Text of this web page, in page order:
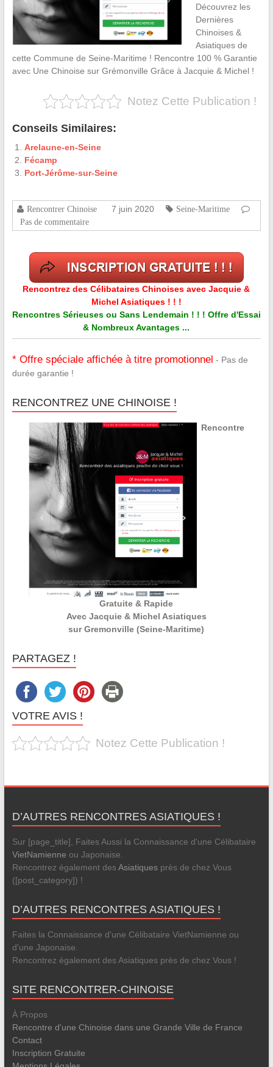
Découvrez les
Dernières
Chinoises &
Asiatiques de
cette Commune de Seine-Maritime ! Rencontre 100 % Garantie
avec Une Chinoise sur Grémonville Grâce à Jacquie & Michel !
Notez Cette Publication !
Conseils Similaires:
Arelaune-en-Seine
Fécamp
Port-Jérôme-sur-Seine
Rencontrer Chinoise 7 juin 2020
Seine-Maritime
Pas de commentaire
Rencontrez des Célibataires Chinoises avec Jacquie &
Michel Asiatiques ! ! !
Rencontres Sérieuses ou Sans Lendemain ! ! ! Offre d'Essai
& Nombreux Avantages ...
* Offre spéciale affichée à titre promotionnel - Pas de
durée garantie !
RENCONTREZ UNE CHINOISE !
Rencontre
Gratuite & Rapide
Avec Jacquie & Michel Asiatiques
sur Gremonville (Seine-Maritime)
PARTAGEZ !
VOTRE AVIS !
Notez Cette Publication !
D’AUTRES RENCONTRES ASIATIQUES !
Sur [page_title], Faites Aussi la Connaissance d'une Célibataire
VietNamienne ou Japonaise.
Rencontrez également desAsiatiquesprès de chez Vous
([post_category]) !
D’AUTRES RENCONTRES ASIATIQUES !
Faites la Connaissance d'une Célibataire VietNamienne ou
d'une Japonaise.
Rencontrez également des Asiatiques près de chez Vous !
SITE RENCONTRER-CHINOISE
À Propos
Rencontre d'une Chinoise dans une Grande Ville de France
Contact
Inscription Gratuite